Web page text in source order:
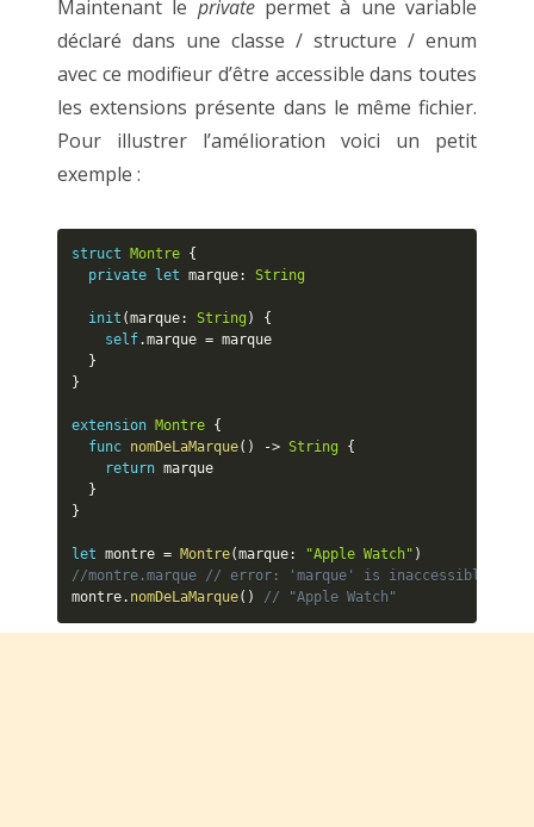
Maintenant le privatepermet à une variable
déclaré dans une classe / structure / enum
avec ce modifieur d’être accessible dans toutes
les extensions présente dans le même fichier.
Pour illustrer l’amélioration voici un petit
exemple :
struct Montre {
private let marque: String
init (marque: String )
{
self.marque = marque
}
}
extension Montre {
func nomDeLaMarque( ) -> String {
return marque
}
}
let montre = Montre(marque: "Apple Watch" )
//montre.marque // error: 'marque' is inaccessible
montre. nomDeLaMarque( ) // "Apple Watch"